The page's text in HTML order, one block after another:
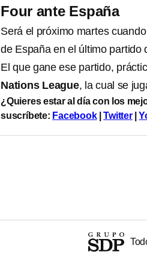
Four ante España
Será el próximo martes
de España en el último partido
El que gane ese partido,
Nations League, la cual se
¿Quieres estar al día con los
suscríbete: Facebook|Twitter|